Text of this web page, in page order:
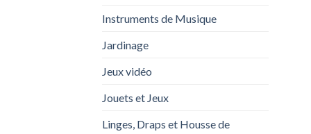
Instruments de Musique
Jardinage
Jeux vidéo
Jouets et Jeux
Linges, Draps et Housse de